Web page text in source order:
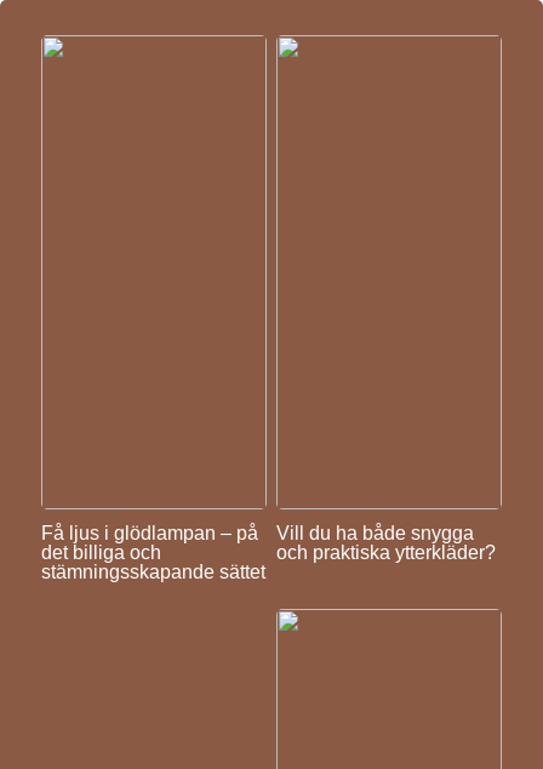
Få ljus i glödlampan – på
det billiga och
stämningsskapande sättet
Vill du ha både snygga
och praktiska ytterkläder?